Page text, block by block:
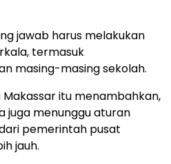
jawab harus melakukan
termasuk
masing-masing sekolah.
itu menambahkan,
juga menunggu aturan
pemerintah pusat
jauh.